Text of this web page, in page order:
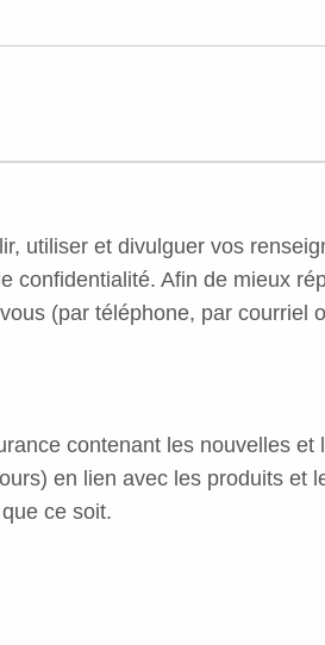
utiliser et divulguer vos
Afin de mieux
(par téléphone, par courriel
contenant les nouvelles
en lien avec les produits et
ce soit.